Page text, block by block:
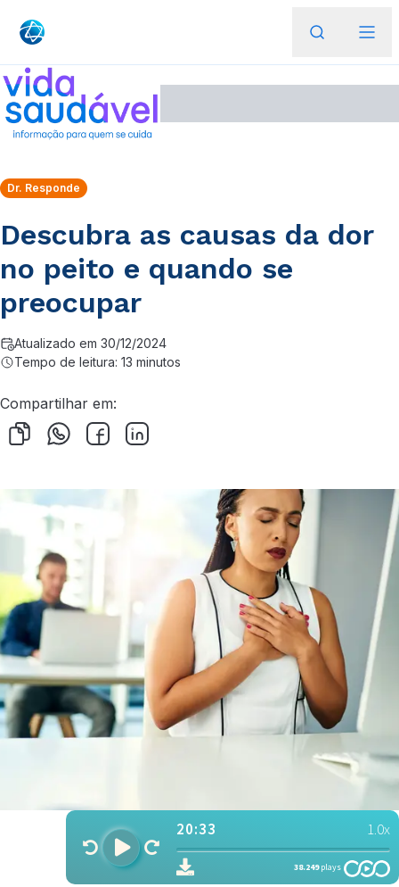
Dr. Responde
Descubra as causas da dor
no peito e quando se
preocupar
Atualizado em 30/12/2024
Tempo de leitura: 13 minutos
Compartilhar em: